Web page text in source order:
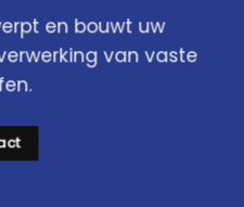
en bouwt uw
van vaste